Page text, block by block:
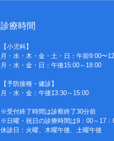
診療時間
【小児科】
月・水・木・金・土・日：午前9:00〜
月・水・金・日：午後15:00～18:00
【予防接種・健診】
月・水・金：午後13:30～15:00
※受付終了時間は診察終了30分前
※日曜・祝日の診療時間は9：00～17：
休診日：火曜、木曜午後、土曜午後